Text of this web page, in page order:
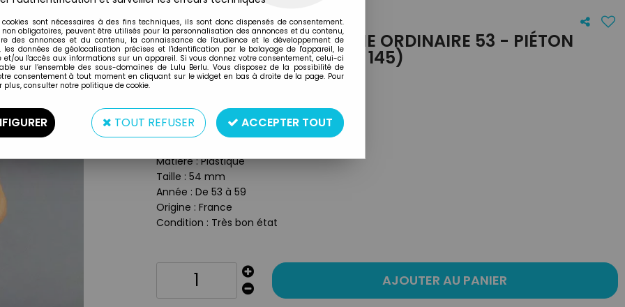
Starlux
STARLUX - INDIENS - SÉRIE ORDINAIRE 53 - PIÉTON
CHEF COIFFE JAUNE (RÉF 145)
28,99€TTC
Réf. :AR0020073
Matière : Plastique
Taille : 54 mm
Année : De 53 à 59
Origine : France
Condition : Très bon état
AJOUTER AU PANIER
cookies sont nécessaires à des fins techniques, ils sont donc dispensés de consentement.
non obligatoires, peuvent être utilisés pour la personnalisation des annonces et du contenu,
des annonces et du contenu, la connaissance de l'audience et le développement de
les données de géolocalisation précises et l'identification par le balayage de l'appareil, le
et/ou l'accès aux informations sur un appareil. Si vous donnez votre consentement, celui-ci
sur l’ensemble des sous-domaines de Lulu Berlu. Vous disposez de la possibilité de
consentement à tout moment en cliquant sur le widget en bas à droite de la page. Pour
plus, consulter notre politique de cookie.
TOUT REFUSER ACCEPTER TOUT